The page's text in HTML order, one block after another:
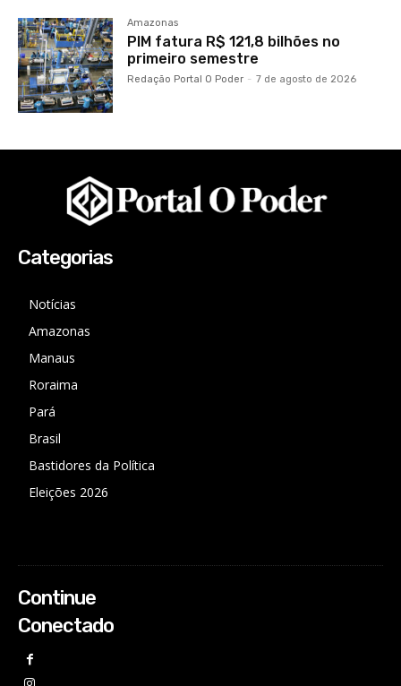
Amazonas
PIM fatura R$ 121,8 bilhões no
primeiro semestre
Redação Portal O Poder - 7 de agosto de 2026
Categorias
Notícias
Amazonas
Manaus
Roraima
Pará
Brasil
Bastidores da Política
Eleições 2026
Continue
Conectado